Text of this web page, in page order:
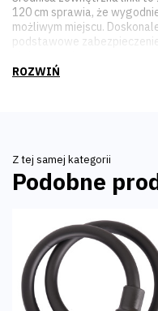
120 cm sprawia, że
możliwym miejscu.
podstawowe
Specjalny zamek
• średnica linki 12 mm,
• długość linki 1200 mm,
• elegancki kolor
Z tej samej kategorii
Podobne